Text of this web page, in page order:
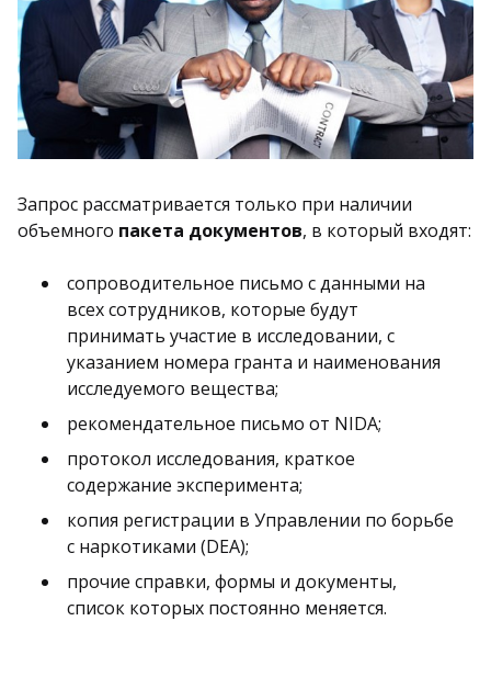
Запрос рассматривается только при наличии
объемного пакета документов, в который входят:
сопроводительное письмо с данными на
всех сотрудников, которые будут
принимать участие в исследовании, с
указанием номера гранта и наименования
исследуемого вещества;
рекомендательное письмо от NIDA;
протокол исследования, краткое
содержание эксперимента;
копия регистрации в Управлении по борьбе
с наркотиками (DEA);
прочие справки, формы и документы,
список которых постоянно меняется.